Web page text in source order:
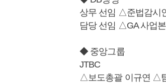
상무 선임 △준법감시
담당 선임 △GA 사업
◆ 중앙그룹
JTBC
△보도총괄 이규연 △